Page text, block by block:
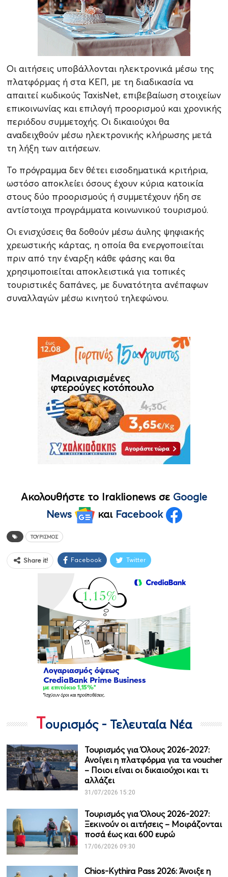
Οι αιτήσεις υποβάλλονται ηλεκτρονικά μέσω της
πλατφόρμας ή στα ΚΕΠ, με τη διαδικασία να
απαιτεί κωδικούς TaxisNet, επιβεβαίωση στοιχείων
επικοινωνίας και επιλογή προορισμού και χρονικής
περιόδου συμμετοχής. Οι δικαιούχοι θα
αναδειχθούν μέσω ηλεκτρονικής κλήρωσης μετά
τη λήξη των αιτήσεων.
Το πρόγραμμα δεν θέτει εισοδηματικά κριτήρια,
ωστόσο αποκλείει όσους έχουν κύρια κατοικία
στους δύο προορισμούς ή συμμετέχουν ήδη σε
αντίστοιχα προγράμματα κοινωνικού τουρισμού.
Οι ενισχύσεις θα δοθούν μέσω άυλης ψηφιακής
χρεωστικής κάρτας, η οποία θα ενεργοποιείται
πριν από την έναρξη κάθε φάσης και θα
χρησιμοποιείται αποκλειστικά για τοπικές
τουριστικές δαπάνες, με δυνατότητα ανέπαφων
συναλλαγών μέσω κινητού τηλεφώνου.
Ακολουθήστε το Iraklionews σε Google
News
και Facebook
ΤΟΥΡΙΣΜΌΣ
Share it! Facebook Twitter
Τουρισμός - Τελευταία Νέα
Τουρισμός για Όλους 2026-2027:
Ανοίγει η πλατφόρμα για τα voucher
– Ποιοι είναι οι δικαιούχοι και τι
αλλάζει
31/07/2026 15:20
Τουρισμός για Όλους 2026-2027:
Ξεκινούν οι αιτήσεις – Μοιράζονται
ποσά έως και 600 ευρώ
17/06/2026 09:30
Chios-Kythira Pass 2026: Άνοιξε η